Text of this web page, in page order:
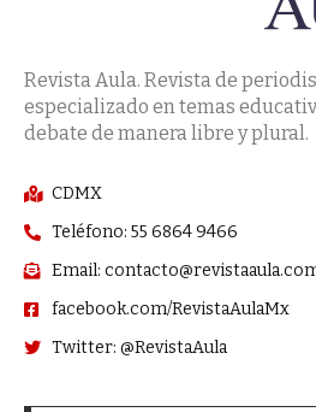
Revista Aula. Revista de
especializado en temas
debate de manera libre y plural.
CDMX
Teléfono: 55 6864 9466
Email:
facebook.com/RevistaAulaMx
Twitter: @RevistaAula